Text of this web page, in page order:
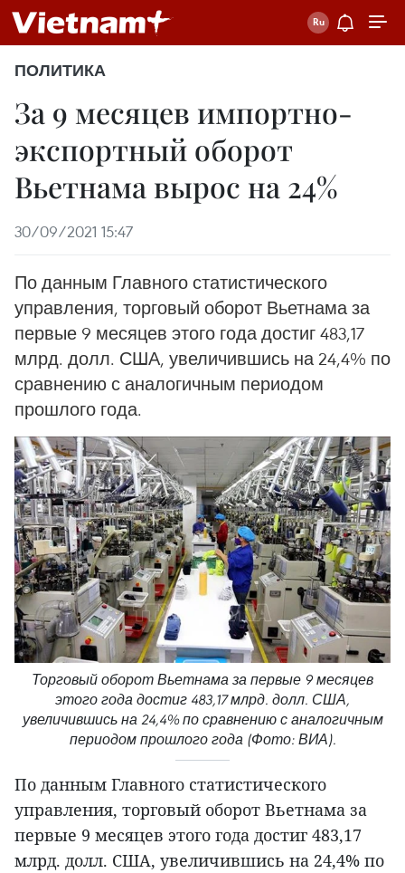
ПОЛИТИКА
За 9 месяцев импортно-
экспортный оборот
Вьетнама вырос на 24%
30/09/2021 15:47
По данным Главного статистического
управления, торговый оборот Вьетнама за
первые 9 месяцев этого года достиг 483,17
млрд. долл. США, увеличившись на 24,4% по
сравнению с аналогичным периодом
прошлого года.
Торговый оборот Вьетнама за первые 9 месяцев
этого года достиг 483,17 млрд. долл. США,
увеличившись на 24,4% по сравнению с аналогичным
периодом прошлого года (Фото: ВИА).
По данным Главного статистического
управления, торговый оборот Вьетнама за
первые 9 месяцев этого года достиг 483,17
млрд. долл. США, увеличившись на 24,4% по